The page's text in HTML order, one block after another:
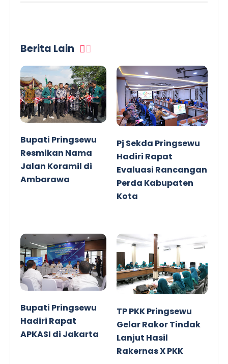
Berita Lain
Bupati Pringsewu
Resmikan Nama
Jalan Koramil di
Ambarawa
Pj Sekda Pringsewu
Hadiri Rapat
Evaluasi Rancangan
Perda Kabupaten
Kota
Bupati Pringsewu
Hadiri Rapat
APKASI di Jakarta
TP PKK Pringsewu
Gelar Rakor Tindak
Lanjut Hasil
Rakernas X PKK